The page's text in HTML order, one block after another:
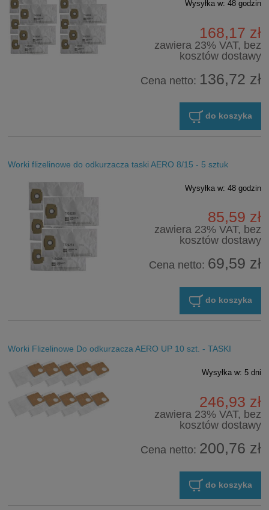
Wysyłka w: 48 godzin
168,17 zł
zawiera 23% VAT, bez
kosztów dostawy
Cena netto: 136,72 zł
do koszyka
Worki flizelinowe do odkurzacza taski AERO 8/15 - 5 sztuk
Wysyłka w: 48 godzin
85,59 zł
zawiera 23% VAT, bez
kosztów dostawy
Cena netto: 69,59 zł
do koszyka
Worki Flizelinowe Do odkurzacza AERO UP 10 szt. - TASKI
Wysyłka w: 5 dni
246,93 zł
zawiera 23% VAT, bez
kosztów dostawy
Cena netto: 200,76 zł
do koszyka